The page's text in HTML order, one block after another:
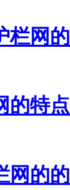
栏网
的特
网的